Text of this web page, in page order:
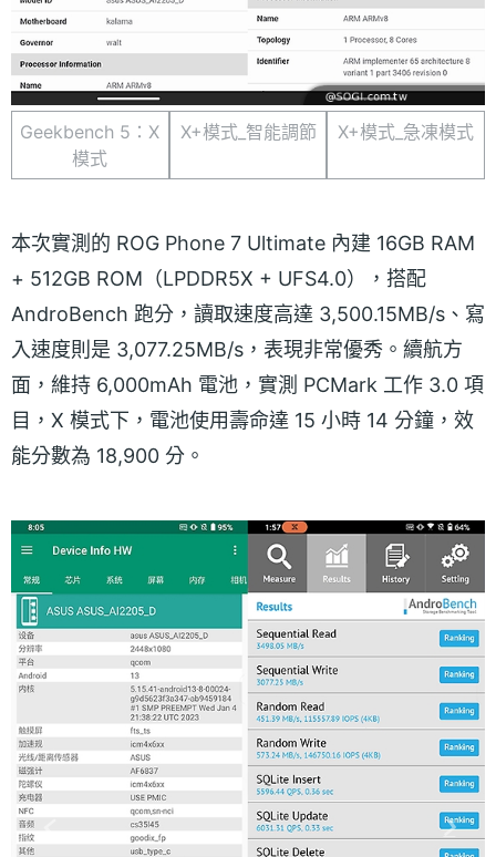
Geekbench 5：X
模式
X+模式_智能調節 X+模式_急凍模式
本次實測的 ROG Phone 7 Ultimate 內建 16GB RAM
+ 512GB ROM（LPDDR5X + UFS4.0），搭配
AndroBench 跑分，讀取速度高達 3,500.15MB/s、寫
入速度則是 3,077.25MB/s，表現非常優秀。續航方
面，維持 6,000mAh 電池，實測 PCMark 工作 3.0 項
目，X 模式下，電池使用壽命達 15 小時 14 分鐘，效
能分數為 18,900 分。